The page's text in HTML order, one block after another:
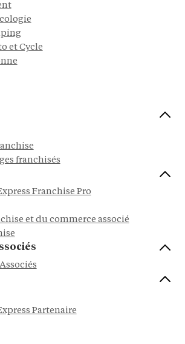
et Cycle
franchisés
Franchise Pro
et du commerce associé
Partenaire